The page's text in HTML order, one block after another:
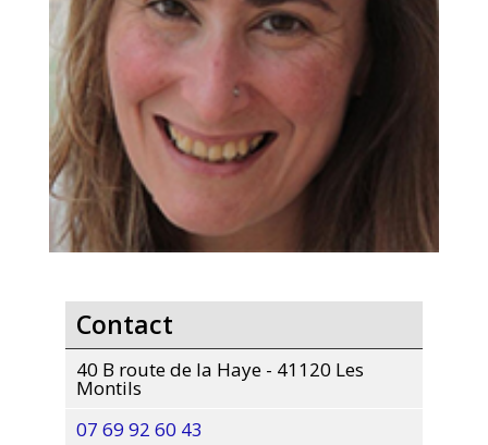
Contact
40 B route de la Haye - 41120 Les
Montils
07 69 92 60 43